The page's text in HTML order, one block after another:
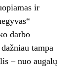
ir
darbo
tampa
– nuo augalų